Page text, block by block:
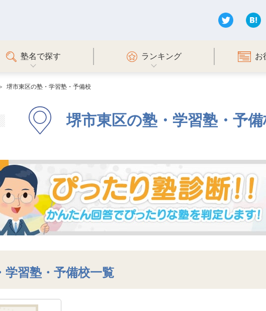
塾名で探す ランキング お
堺市東区の塾・学習塾・予備校
堺市東区の塾・学習塾・予
学習塾・予備校一覧